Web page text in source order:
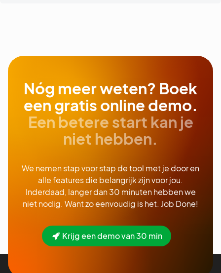
Nóg meer weten? Boek
een gratis online demo.
Een betere start kan je
niet hebben.
We nemen stap voor stap de tool met je door en
alle features die belangrijk zijn voor jou.
Inderdaad, langer dan 30 minuten hebben we
niet nodig. Want zo eenvoudig is het. Job Done!
Krijg een demo van 30 min